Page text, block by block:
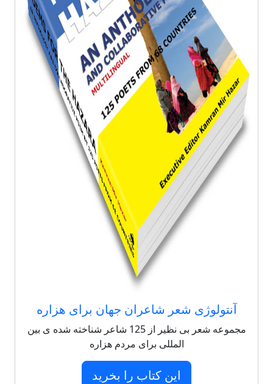
آنتولوژی شعر شاعران جهان برای هزاره
مجموعه شعر بی نظیر از 125 شاعر شناخته شده ی بین
المللی برای مردم هزاره
این کتاب را بخرید